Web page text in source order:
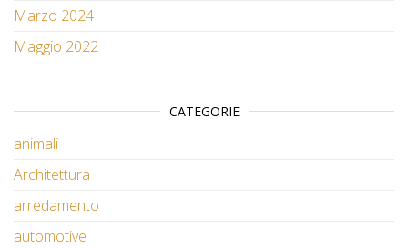
Marzo 2024
Maggio 2022
CATEGORIE
animali
Architettura
arredamento
automotive